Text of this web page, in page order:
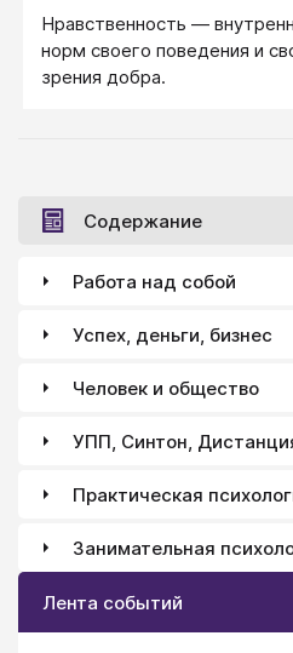
Нравственность —
норм своего поведения и
зрения добра.
Содержание
Работа над собой
Успех, деньги, бизнес
Человек и общество
УПП, Синтон,
Практическая
Занимательная
Лента событий